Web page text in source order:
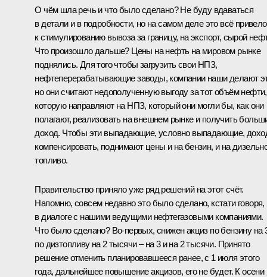
О чём шла речь и что было сделано? Не буду вдаваться
в детали и в подробности, но на самом деле это всё привело
к стимулированию вывоза за границу, на экспорт, сырой
Что произошло дальше? Цены на нефть на мировом рынке
поднялись. Для того чтобы загрузить свои НПЗ,
нефтеперерабатывающие заводы, компании наши делают
но они считают недополученную выгоду за тот объём нефти,
которую направляют на НПЗ, который они могли бы, как они
полагают, реализовать на внешнем рынке и получить
доход. Чтобы эти выпадающие, условно выпадающие,
компенсировать, поднимают цены и на бензин, и на
топливо.
Правительство приняло уже ряд решений на этот счёт.
Напомню, совсем недавно это было сделано, кстати говоря,
в диалоге с нашими ведущими нефтегазовыми компаниями.
Что было сделано? Во-первых, снижен акциз по бензину на
по дизтопливу на 2 тысячи – на 3 и на 2 тысячи. Принято
решение отменить планировавшееся ранее, с 1 июля этого
года, дальнейшее повышение акцизов, его не будет. К осени